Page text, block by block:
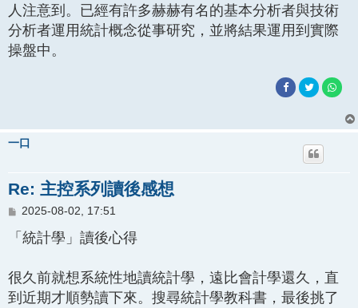
人注意到。已經有許多赫赫有名的基本分析者與技術
分析者運用統計概念從事研究，並將結果運用到實際
操盤中。
一口
Re: 主控系列讀後感想
文
2025-08-02, 17:51
「統計學」讀後心得
很久前就想系統性地讀統計學，遠比會計學還久，直
到近期才順勢讀下來。搜尋統計學教科書，最後挑了